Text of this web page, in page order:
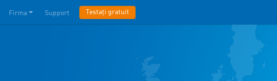
Firma Support Testați gratuit